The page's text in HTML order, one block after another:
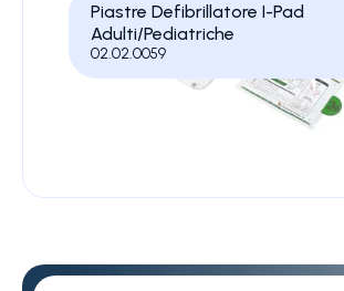
Piastre Defibrillatore I-Pad
Adulti/Pediatriche
02.02.0059